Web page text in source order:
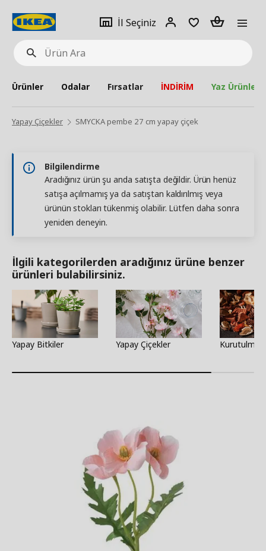
Ürün
Ara
İl Seçiniz
Giriş
Adet
Ürünler Odalar Fırsatlar İNDİRİM Yaz Ürünleri
Yapay Çiçekler SMYCKA pembe 27 cm yapay çiçek
Bilgilendirme
Aradığınız ürün şu anda satışta değildir. Ürün henüz
satışa açılmamış ya da satıştan kaldırılmış veya
ürünün stokları tükenmiş olabilir. Lütfen daha sonra
yeniden deneyin.
İlgili kategorilerden aradığınız ürüne benzer
ürünleri bulabilirsiniz.
Yapay Bitkiler Yapay Çiçekler Kurutulmuş